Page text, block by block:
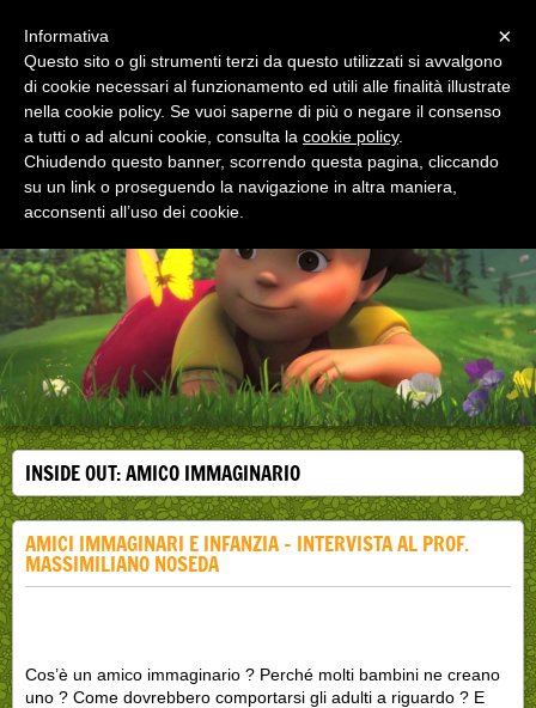
EDUCAZIONE ALLA SALUTE
Corsi, convegni e didattica di formazione e
aggiornamento per operatori della salute
INSIDE OUT: AMICO IMMAGINARIO
AMICI IMMAGINARI E INFANZIA - INTERVISTA AL PROF.
MASSIMILIANO NOSEDA
Cos’è un amico immaginario ? Perché molti bambini ne creano
uno ? Come dovrebbero comportarsi gli adulti a riguardo ? E
×
Informativa
Questo sito o gli strumenti terzi da questo utilizzati si avvalgono
di cookie necessari al funzionamento ed utili alle finalità illustrate
nella cookie policy. Se vuoi saperne di più o negare il consenso
a tutti o ad alcuni cookie, consulta la cookie policy.
Chiudendo questo banner, scorrendo questa pagina, cliccando
su un link o proseguendo la navigazione in altra maniera,
acconsenti all’uso dei cookie.